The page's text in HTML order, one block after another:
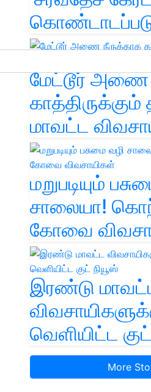
மேட்டூர் அணை
காத்திருக்கும்
மாவட்ட
மறுபடியும்
சாலையா!
கோவை
இரண்டு
வெளியிட்ட
More